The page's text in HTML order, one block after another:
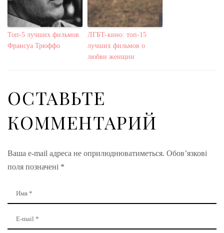
Топ-5 лучших фильмов
Франсуа Трюффо
ЛГБТ-кино: топ-15
лучших фильмов о
любви женщин
ОСТАВЬТЕ
КОММЕНТАРИЙ
Ваша e-mail адреса не оприлюднюватиметься. Обов’язкові
поля позначені *